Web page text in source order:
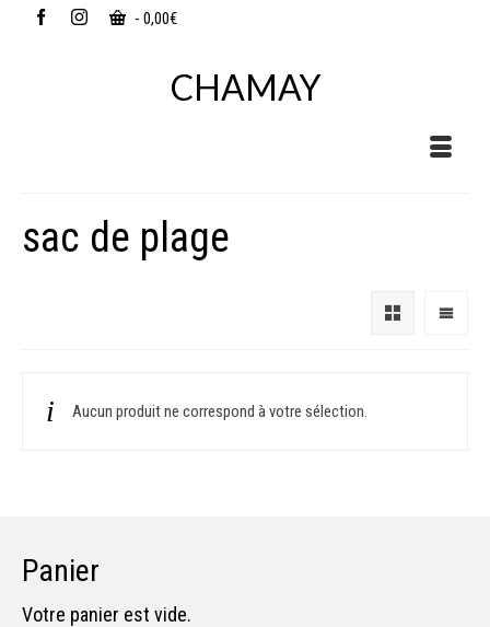
- 0,00€
CHAMAY
sac de plage
Aucun produit ne correspond à votre sélection.
Panier
Votre panier est vide.